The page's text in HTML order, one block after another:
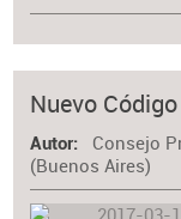
Nuevo
Autor
Consejo
(Buenos Aires)